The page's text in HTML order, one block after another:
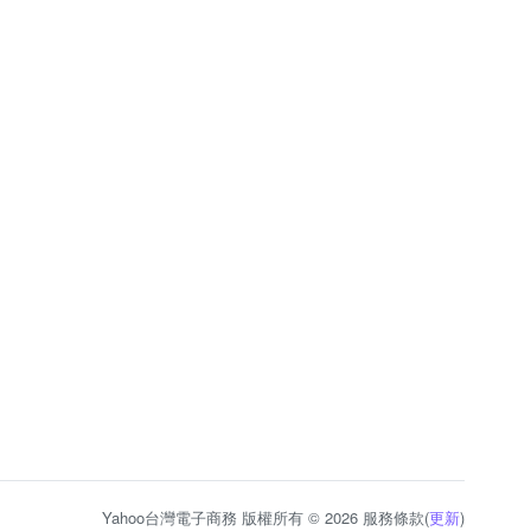
Yahoo台灣電子商務 版權所有 © 2026 服務條款(更新)